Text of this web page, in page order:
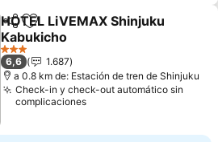
CompartirAgregar a favoritos
HOTEL LiVEMAX Shinjuku
Kabukicho
Ver precios
3 Estrellas
6,6
1.687
a 0.8 km de: Estación de tren de Shinjuku
Check-in y check-out automático sin
complicaciones